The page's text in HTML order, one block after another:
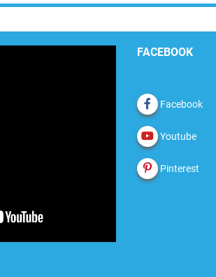
FACEBOOK
Facebook
Youtube
Pinterest